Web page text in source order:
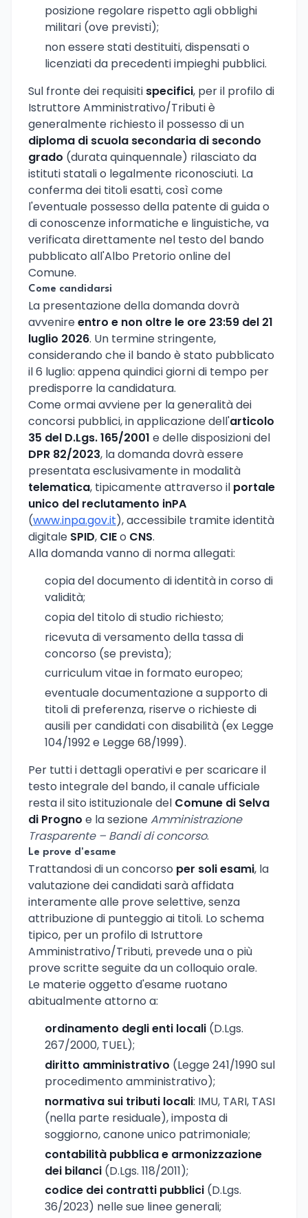
posizione regolare rispetto agli obblighi
militari (ove previsti);
non essere stati destituiti, dispensati o
licenziati da precedenti impieghi pubblici.
Sul fronte dei requisiti specifici, per il profilo di
Istruttore Amministrativo/Tributi è
generalmente richiesto il possesso di un
diploma di scuola secondaria di secondo
grado (durata quinquennale) rilasciato da
istituti statali o legalmente riconosciuti. La
conferma dei titoli esatti, così come
l'eventuale possesso della patente di guida o
di conoscenze informatiche e linguistiche, va
verificata direttamente nel testo del bando
pubblicato all'Albo Pretorio online del
Comune.
Come candidarsi
La presentazione della domanda dovrà
avvenireentro e non oltre le ore 23:59 del 21
luglio 2026. Un termine stringente,
considerando che il bando è stato pubblicato
il 6 luglio: appena quindici giorni di tempo per
predisporre la candidatura.
Come ormai avviene per la generalità dei
concorsi pubblici, in applicazione dell'articolo
35 del D.Lgs. 165/2001 e delle disposizioni del
DPR 82/2023, la domanda dovrà essere
presentata esclusivamente in modalità
telematica, tipicamente attraverso il portale
unico del reclutamento inPA
(www.inpa.gov.it), accessibile tramite identità
digitale SPID, CIEo CNS.
Alla domanda vanno di norma allegati:
copia del documento di identità in corso di
validità;
copia del titolo di studio richiesto;
ricevuta di versamento della tassa di
concorso (se prevista);
curriculum vitae in formato europeo;
eventuale documentazione a supporto di
titoli di preferenza, riserve o richieste di
ausili per candidati con disabilità (ex Legge
104/1992 e Legge 68/1999).
Per tutti i dettagli operativi e per scaricare il
testo integrale del bando, il canale ufficiale
resta il sito istituzionale del Comune di Selva
di Progno e la sezioneAmministrazione
Trasparente – Bandi di concorso.
Le prove d'esame
Trattandosi di un concorso per soli esami, la
valutazione dei candidati sarà affidata
interamente alle prove selettive, senza
attribuzione di punteggio ai titoli. Lo schema
tipico, per un profilo di Istruttore
Amministrativo/Tributi, prevede una o più
prove scritte seguite da un colloquio orale.
Le materie oggetto d'esame ruotano
abitualmente attorno a:
ordinamento degli enti locali (D.Lgs.
267/2000, TUEL);
diritto amministrativo (Legge 241/1990 sul
procedimento amministrativo);
normativa sui tributi locali: IMU, TARI, TASI
(nella parte residuale), imposta di
soggiorno, canone unico patrimoniale;
contabilità pubblica e armonizzazione
dei bilanci (D.Lgs. 118/2011);
codice dei contratti pubblici (D.Lgs.
36/2023) nelle sue linee generali;